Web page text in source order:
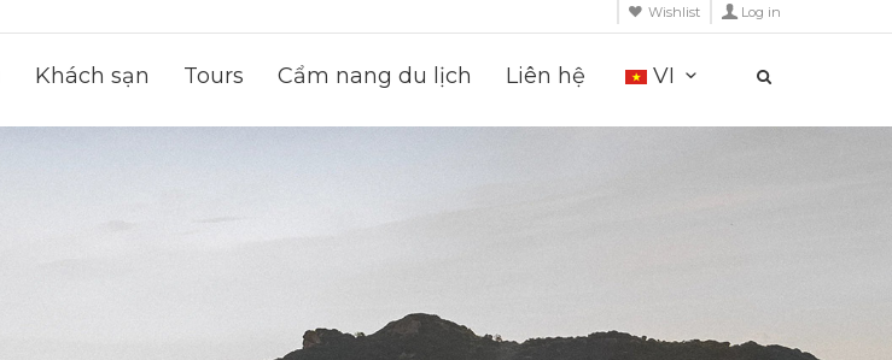
Wishlist Log in
Khách sạn Tours Cẩm nang du lịch Liên hệ VI